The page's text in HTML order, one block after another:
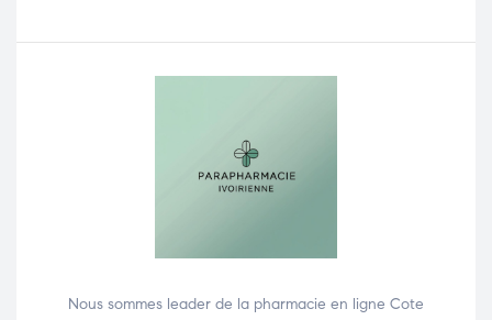
Nous sommes leader de la pharmacie en ligne Cote